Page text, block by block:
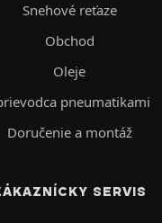
Snehové reťaze
Obchod
Oleje
pneumatikami
Doručenie a montáž
SERVIS